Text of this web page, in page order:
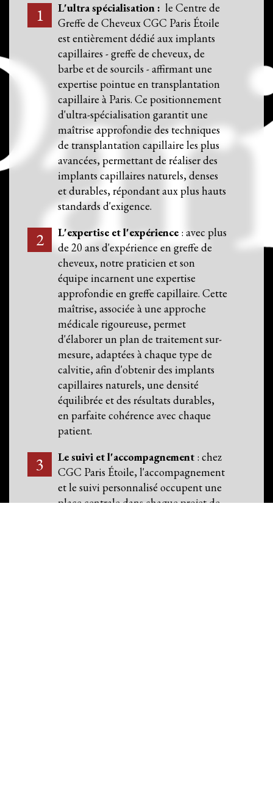
L'ultra spécialisation : le Centre de
Greffe de Cheveux CGC Paris Étoile
est entièrement dédié aux implants
capillaires - greffe de cheveux, de
barbe et de sourcils - affirmant une
expertise pointue en transplantation
capillaire à Paris. Ce positionnement
d'ultra-spécialisation garantit une
maîtrise approfondie des techniques
de transplantation capillaire les plus
avancées, permettant de réaliser des
implants capillaires naturels, denses
et durables, répondant aux plus hauts
standards d'exigence.
L'expertise et l'expérience : avec plus
de 20 ans d'expérience en greffe de
cheveux, notre praticien et son
équipe incarnent une expertise
approfondie en greffe capillaire. Cette
maîtrise, associée à une approche
médicale rigoureuse, permet
d'élaborer un plan de traitement sur-
mesure, adaptées à chaque type de
calvitie, afin d'obtenir des implants
capillaires naturels, une densité
équilibrée et des résultats durables,
en parfaite cohérence avec chaque
patient.
Le suivi et l'accompagnement : chez
CGC Paris Étoile, l'accompagnement
et le suivi personnalisé occupent une
place centrale dans chaque projet de